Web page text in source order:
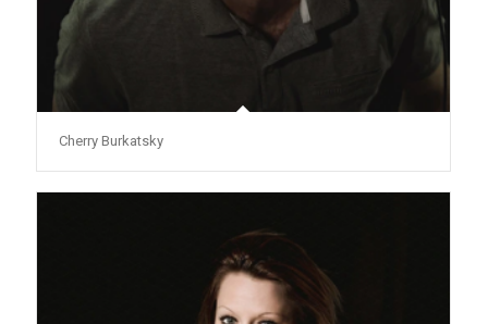
Cherry Burkatsky